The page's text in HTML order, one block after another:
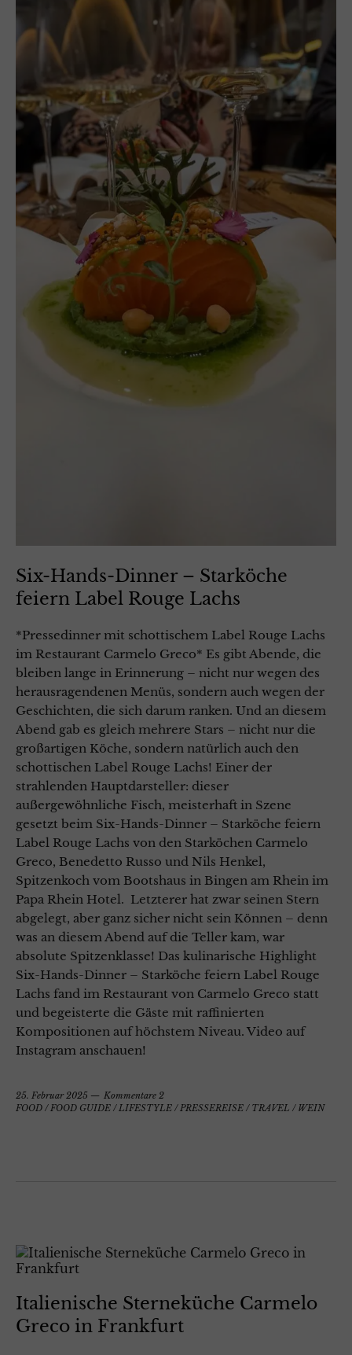
Six-Hands-Dinner – Starköche
feiern Label Rouge Lachs
*Pressedinner mit schottischem Label Rouge Lachs
im Restaurant Carmelo Greco* Es gibt Abende, die
bleiben lange in Erinnerung – nicht nur wegen des
herausragendenen Menüs, sondern auch wegen der
Geschichten, die sich darum ranken. Und an diesem
Abend gab es gleich mehrere Stars – nicht nur die
großartigen Köche, sondern natürlich auch den
schottischen Label Rouge Lachs! Einer der
strahlenden Hauptdarsteller: dieser
außergewöhnliche Fisch, meisterhaft in Szene
gesetzt beim Six-Hands-Dinner – Starköche feiern
Label Rouge Lachs von den Starköchen Carmelo
Greco, Benedetto Russo und Nils Henkel,
Spitzenkoch vom Bootshaus in Bingen am Rhein im
Papa Rhein Hotel. Letzterer hat zwar seinen Stern
abgelegt, aber ganz sicher nicht sein Können – denn
was an diesem Abend auf die Teller kam, war
absolute Spitzenklasse! Das kulinarische Highlight
Six-Hands-Dinner – Starköche feiern Label Rouge
Lachs fand im Restaurant von Carmelo Greco statt
und begeisterte die Gäste mit raffinierten
Kompositionen auf höchstem Niveau. Video auf
Instagram anschauen!
25. Februar 2025
Kommentare 2
FOOD /FOOD GUIDE /LIFESTYLE /PRESSEREISE / TRAVEL / WEIN
Italienische Sterneküche Carmelo
Greco in Frankfurt